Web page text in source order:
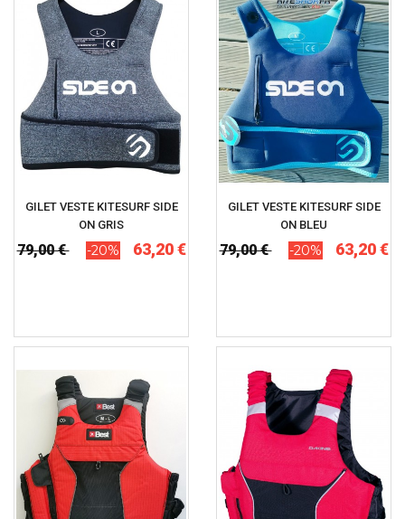
GILET VESTE KITESURF SIDE
ON GRIS
79,00 € -20% 63,20 €
GILET VESTE KITESURF SIDE
ON BLEU
79,00 € -20% 63,20 €